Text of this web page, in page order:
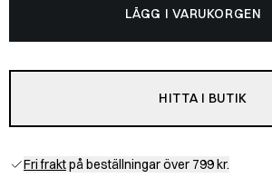
LÄGG I VARUKORGEN
HITTA I BUTIK
Fri fraktpå beställningar över 799 kr.